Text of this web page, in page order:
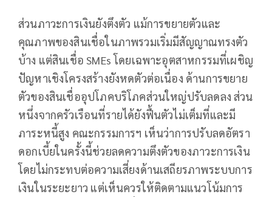
ส่วนภาวะการเงินยังตึงตัว แม้การขยายตัวและ
คุณภาพของสินเชื่อในภาพรวมเริ่มมีสัญญาณทรงตัว
บ้าง แต่สินเชื่อ SMEs โดยเฉพาะอุตสาหกรรมที่เผชิญ
ปัญหาเชิงโครงสร้างยังหดตัวต่อเนื่อง ด้านการขยาย
ตัวของสินเชื่ออุปโภคบริโภคส่วนใหญ่ปรับลดลง ส่วน
หนึ่งจากครัวเรือนที่รายได้ยังฟื้นตัวไม่เต็มที่และมี
ภาระหนี้สูง คณะกรรมการฯ เห็นว่าการปรับลดอัตรา
ดอกเบี้ยในครั้งนี้ช่วยลดความตึงตัวของภาวะการเงิน
โดยไม่กระทบต่อความเสี่ยงด้านเสถียรภาพระบบการ
เงินในระยะยาว แต่เห็นควรให้ติดตามแนวโน้มการ